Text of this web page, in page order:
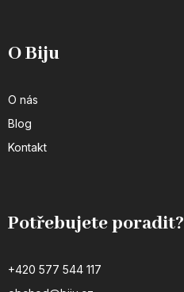
O Biju
O nás
Blog
Kontakt
Potřebujete poradit?
+420 577 544 117